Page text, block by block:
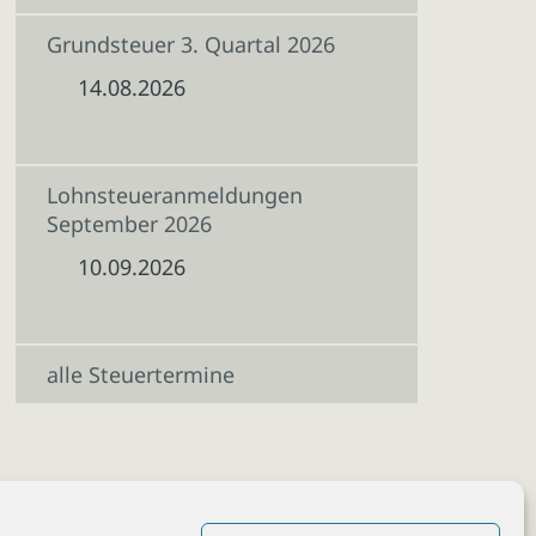
Grundsteuer 3. Quartal 2026
14.08.2026
Lohnsteueranmeldungen
September 2026
10.09.2026
alle Steuertermine